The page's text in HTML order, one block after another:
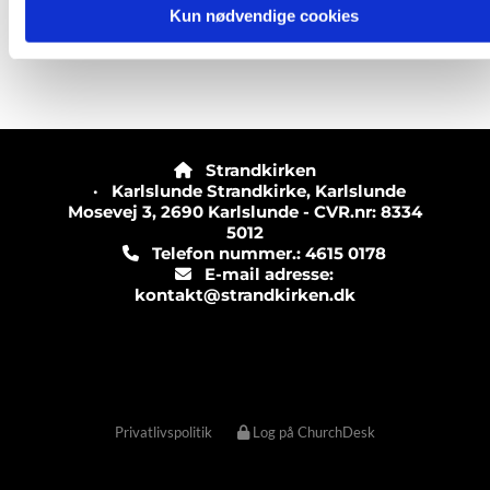
Kun nødvendige cookies

Strandkirken
· Karlslunde Strandkirke, Karlslunde
Mosevej 3, 2690 Karlslunde - CVR.nr: 8334
5012
Telefon nummer.: 4615 0178
E-mail adresse:
kontakt@strandkirken.dk
Privatlivspolitik Log på ChurchDesk